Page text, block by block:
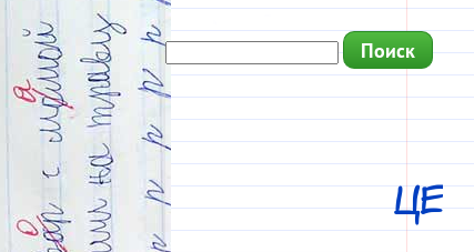
ЦЕ